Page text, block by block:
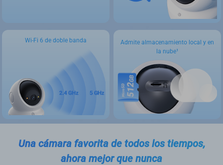
Wi-Fi 6 de doble banda
Admite almacenamiento local y en
la nube¹
Una cámara favorita de todos los tiempos,
ahora mejor que nunca